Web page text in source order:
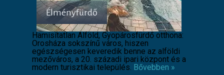
Élményfürdő
Hamisítatlan Alföld, Gyopárosfürdő otthona:
Orosháza sokszínű város, hiszen
egészségesen keveredik benne az alföldi
mezőváros, a 20. századi ipari központ és a
modern turisztikai település. Bővebben »